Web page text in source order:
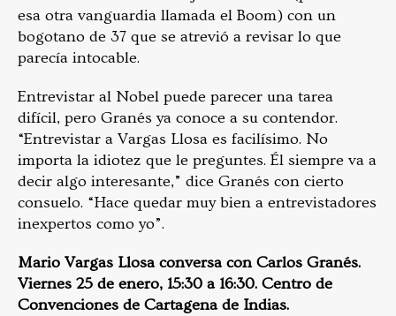
esa otra vanguardia llamada el Boom) con un
bogotano de 37 que se atrevió a revisar lo que
parecía intocable.
Entrevistar al Nobel puede parecer una tarea
difícil, pero Granés ya conoce a su contendor.
“Entrevistar a Vargas Llosa es facilísimo. No
importa la idiotez que le preguntes. Él siempre va a
decir algo interesante,” dice Granés con cierto
consuelo. “Hace quedar muy bien a entrevistadores
inexpertos como yo”.
Mario Vargas Llosa conversa con Carlos Granés.
Viernes 25 de enero, 15:30 a 16:30. Centro de
Convenciones de Cartagena de Indias.